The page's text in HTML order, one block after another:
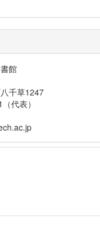
館
千草1247
代表）